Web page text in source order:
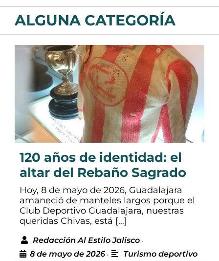
ALGUNA CATEGORÍA
120 años de identidad: el
altar del Rebaño Sagrado
Hoy, 8 de mayo de 2026, Guadalajara
amaneció de manteles largos porque el
Club Deportivo Guadalajara, nuestras
queridas Chivas, está […]
Redacción Al Estilo Jalisco •
8 de mayo de 2026 • Turismo deportivo